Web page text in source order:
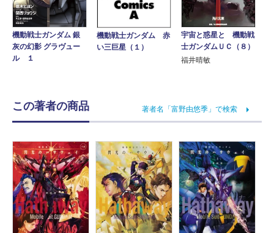
機動戦士ガンダム 銀
灰の幻影 グラヴュー
ル １
機動戦士ガンダム 赤
い三巨星（１）
宇宙と惑星と 機動戦
士ガンダムＵＣ（８）
福井晴敏
この著者の商品 著者名「富野由悠季」で検索